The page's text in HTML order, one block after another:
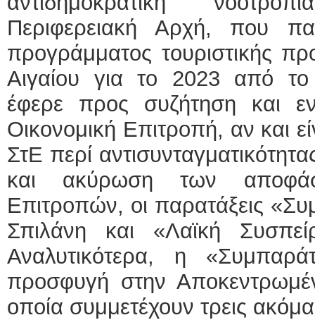
Περιφερειακή Αρχή, που
προγράμματος τουριστικής
Αιγαίου για το 2023 από το
έφερε προς συζήτηση και
Οικονομική Επιτροπή, αν και
ΣτΕ περί
και ακύρωση των
Επιτροπών, οι παρατάξεις
Σπιλάνη και «Λαϊκή
Αναλυτικότερα, η
προσφυγή στην
οποία συμμετέχουν τρεις